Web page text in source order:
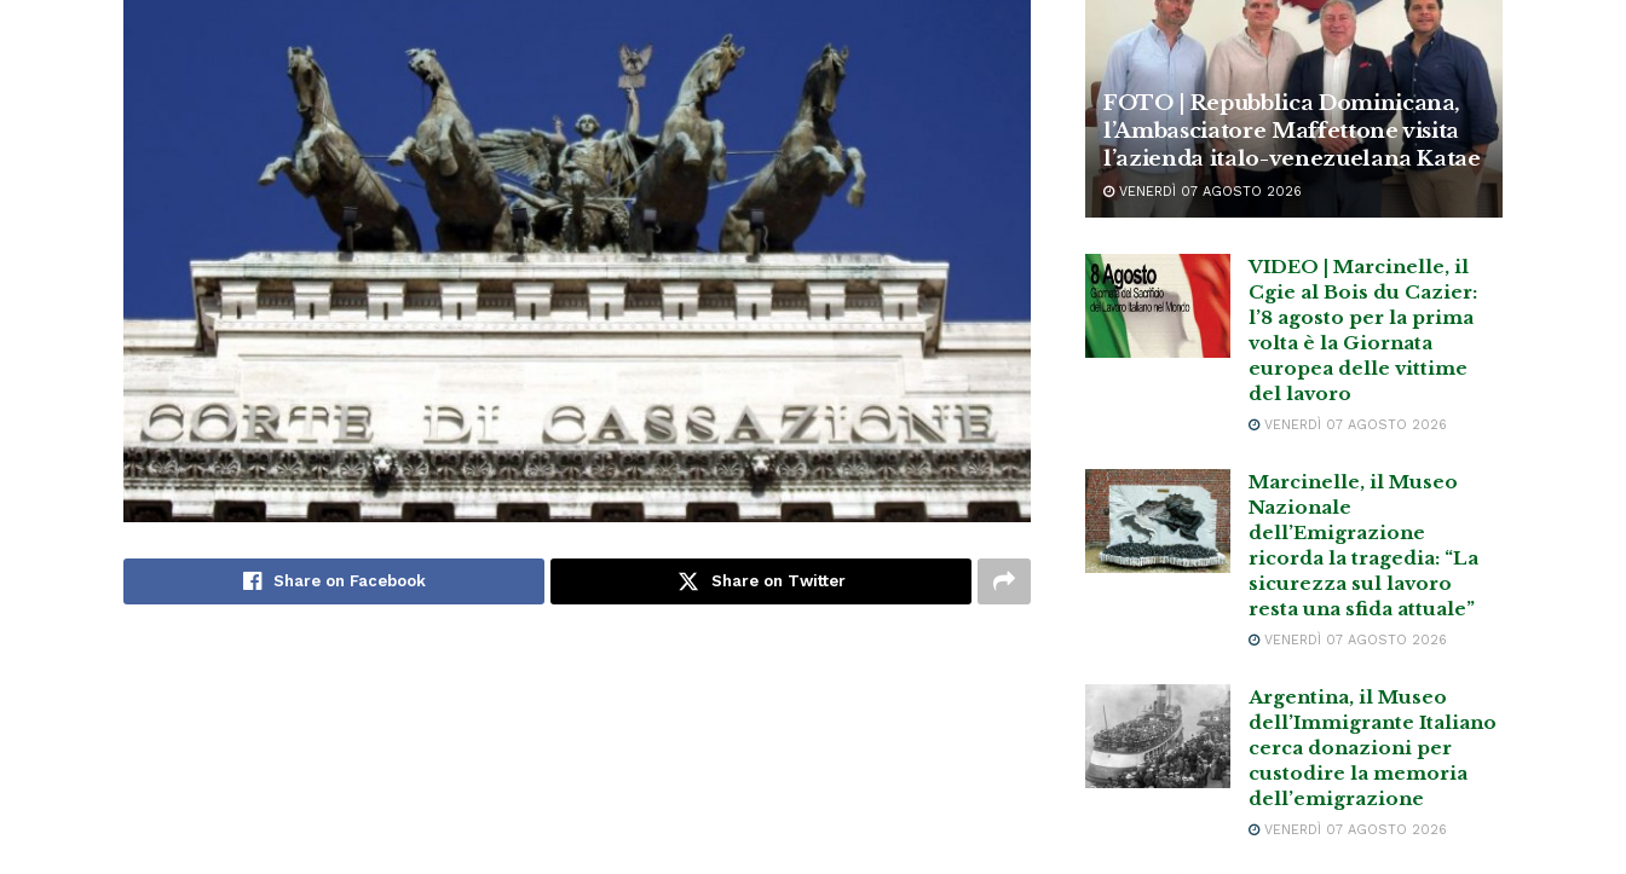
Share on Facebook Share on Twitter
FOTO | Repubblica Dominicana,
l’Ambasciatore Maffettone visita
l’azienda italo-venezuelana Katae
VENERDÌ 07 AGOSTO 2026
VIDEO | Marcinelle, il
Cgie al Bois du Cazier:
l’8 agosto per la prima
volta è la Giornata
europea delle vittime
del lavoro
VENERDÌ 07 AGOSTO 2026
Marcinelle, il Museo
Nazionale
dell’Emigrazione
ricorda la tragedia: “La
sicurezza sul lavoro
resta una sfida attuale”
VENERDÌ 07 AGOSTO 2026
Argentina, il Museo
dell’Immigrante Italiano
cerca donazioni per
custodire la memoria
dell’emigrazione
VENERDÌ 07 AGOSTO 2026